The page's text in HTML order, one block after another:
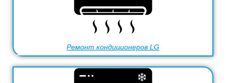
Ремонт кондиционеров LG